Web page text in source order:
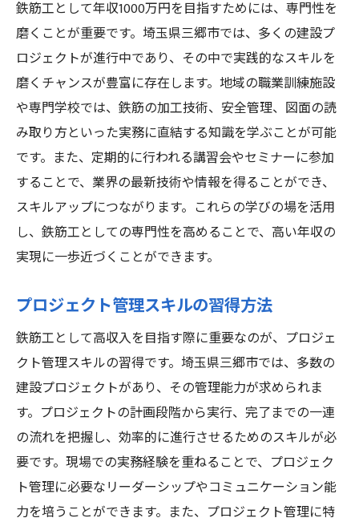
鉄筋工として年収1000万円を目指すためには、専門性を
磨くことが重要です。埼玉県三郷市では、多くの建設プ
ロジェクトが進行中であり、その中で実践的なスキルを
磨くチャンスが豊富に存在します。地域の職業訓練施設
や専門学校では、鉄筋の加工技術、安全管理、図面の読
み取り方といった実務に直結する知識を学ぶことが可能
です。また、定期的に行われる講習会やセミナーに参加
することで、業界の最新技術や情報を得ることができ、
スキルアップにつながります。これらの学びの場を活用
し、鉄筋工としての専門性を高めることで、高い年収の
実現に一歩近づくことができます。
プロジェクト管理スキルの習得方法
鉄筋工として高収入を目指す際に重要なのが、プロジェ
クト管理スキルの習得です。埼玉県三郷市では、多数の
建設プロジェクトがあり、その管理能力が求められま
す。プロジェクトの計画段階から実行、完了までの一連
の流れを把握し、効率的に進行させるためのスキルが必
要です。現場での実務経験を重ねることで、プロジェク
ト管理に必要なリーダーシップやコミュニケーション能
力を培うことができます。また、プロジェクト管理に特